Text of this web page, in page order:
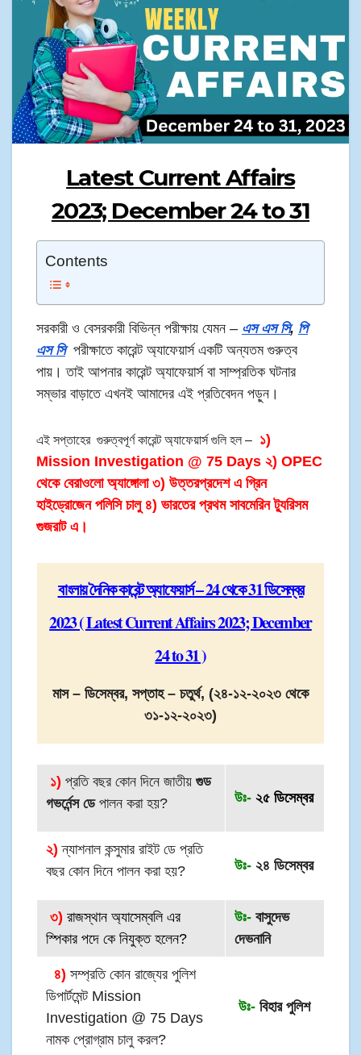
Latest Current Affairs
2023; December 24 to 31​
Contents
সরকারী ও বেসরকারী বিভিন্ন পরীক্ষায় যেমন – এস এস সি, পি
এস সি পরীক্ষাতে কারেন্ট অ্যাফেয়ার্স একটি অন্যতম গুরুত্ব
পায়। তাই আপনার কারেন্ট অ্যাফেয়ার্স বা সাম্প্রতিক ঘটনার
সম্ভার বাড়াতে এখনই আমাদের এই প্রতিবেদন পড়ুন।
এই সপ্তাহের গুরুত্বপূর্ণ কারেন্ট অ্যাফেয়ার্স গুলি হল – ১)
Mission Investigation @ 75 Days ২) OPEC
থেকে বেরাওলো অ্যাঙ্গোলা ৩) উত্তরপ্রদেশ এ গ্রিন
হাইড্রোজেন পলিসি চালু ৪) ভারতের প্রথম সাবমেরিন ট্যুরিসম
গুজরাট এ।
বাংলায় দৈনিক কারেন্ট অ্যাফেয়ার্স – 24 থেকে 31 ডিসেম্বর
2023 ( Latest Current Affairs 2023; December
24 to 31​ )
মাস – ডিসেম্বর, সপ্তাহ – চতুর্থ, (২৪-১২-২০২৩ থেকে
৩১-১২-২০২৩)
১) প্রতি বছর কোন দিনে জাতীয়গুড
গভর্নেন্স ডেপালন করা হয়? উঃ- ২৫ ডিসেম্বর
২) ন্যাশনাল কন্সুমার রাইট ডে প্রতি
বছর কোন দিনে পালন করা হয়?
উঃ- ২৪ ডিসেম্বর
৩) রাজস্থান অ্যাসেম্বলি এর
স্পিকার পদে কে নিযুক্ত হলেন?
উঃ- বাসুদেভ
দেভনানি
৪) সম্প্রতি কোন রাজ্যের পুলিশ
ডিপার্টমেন্ট Mission
Investigation @ 75 Days
নামক প্রোগ্রাম চালু করল?
উঃ- বিহার পুলিশ